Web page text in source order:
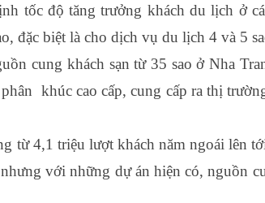
tốc độ tăng trưởng khách du lịch ở
đặc biệt là cho dịch vụ du lịch 4 và 5
cung khách sạn từ 3­5 sao ở Nha
khúc cao cấp, cung cấp ra thị
từ 4,1 triệu lượt khách năm ngoái lên
với những dự án hiện có, nguồn